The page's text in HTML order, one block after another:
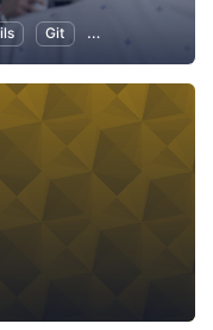
Git プログラミング